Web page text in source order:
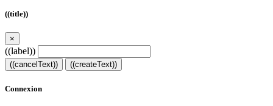
((title))
×
((label))
((cancelText)) ((createText))
Connexion